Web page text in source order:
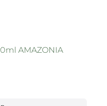
AMAZONIA